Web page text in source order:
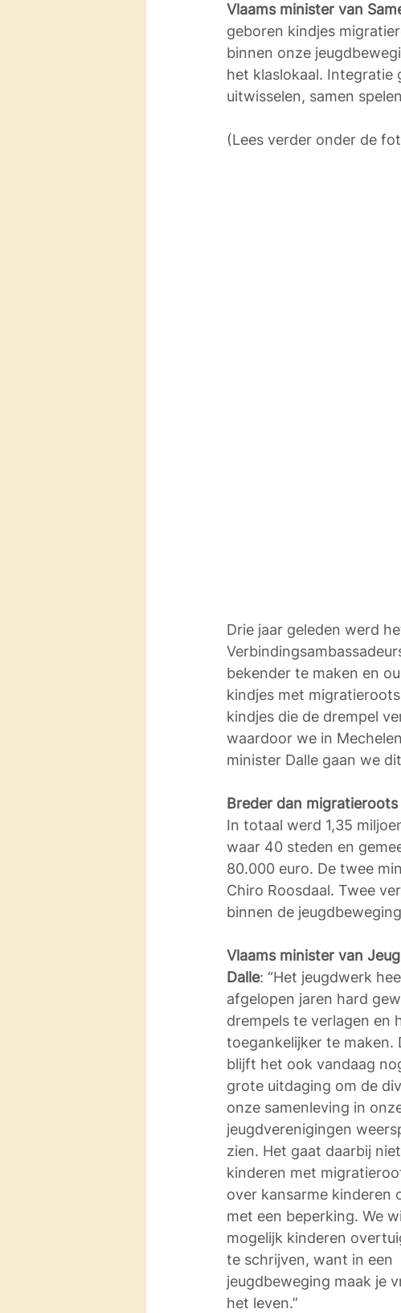
Vlaams minister van
geboren kindjes
binnen onze
het klaslokaal. Integratie
uitwisselen, samen
(Lees verder onder de
Drie jaar geleden werd
bekender te maken en
kindjes met
kindjes die de drempel
waardoor we in
minister Dalle gaan we
Breder dan migratieroots
In totaal werd 1,35
waar 40 steden en
80.000 euro. De twee
Chiro Roosdaal. Twee
binnen de
Vlaams minister van
Dalle: “Het jeugdwerk
afgelopen jaren hard
drempels te verlagen en
toegankelijker te maken.
blijft het ook vandaag
grote uitdaging om de
onze samenleving in
jeugdverenigingen
zien. Het gaat daarbij
kinderen met
over kansarme kinderen
met een beperking. We
mogelijk kinderen
te schrijven, want in een
jeugdbeweging maak je
het leven.”